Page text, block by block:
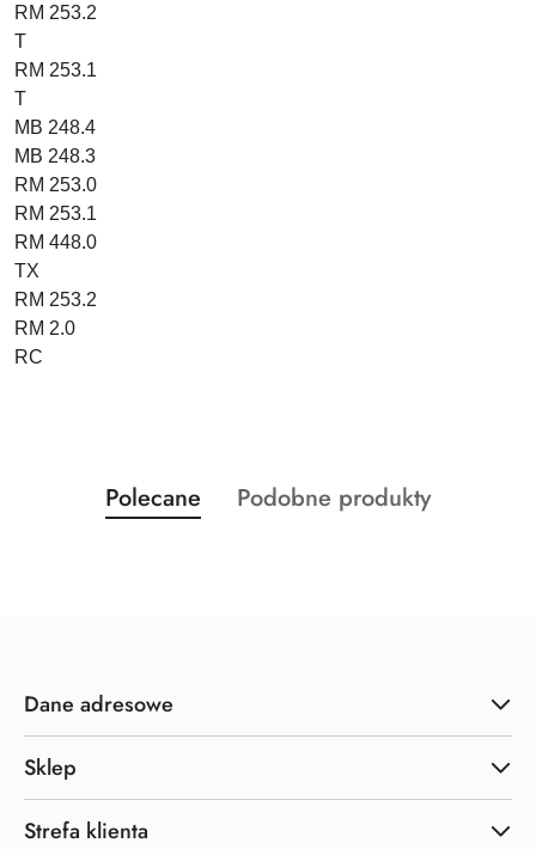
RM 253.2
T
RM 253.1
T
MB 248.4
MB 248.3
RM 253.0
RM 253.1
RM 448.0
TX
RM 253.2
RM 2.0
RC
Pomiń karuzelę produktów
Produkty
o
Polecane
Produkty
Podobne produkty
Dane adresowe
Sklep
Strefa klienta